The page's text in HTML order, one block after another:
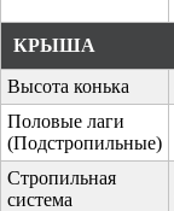
КРЫША
Высота конька
Половые лаги
(Подстропильные)
Стропильная
система